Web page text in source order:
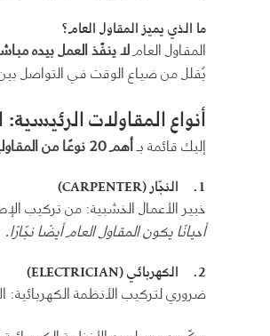
ما الذي يميز المقاول العام؟
المقاول العاملا ينفّذ العمل بيده
يُقلل من ضياع الوقت في التواصل
أنواع المقاولات
إليك قائمة بـأهم 20 نوعًا من المقاولين
1.
النجّار(CARPENTER)
خبير الأعمال الخشبية: من تركيب
أحيانًا يكون المقاول العام أيضًا نجّارًا.
2.
الكهربائي(ELECTRICIAN)
ضروري لتركيب الأنظمة الكهربائية: